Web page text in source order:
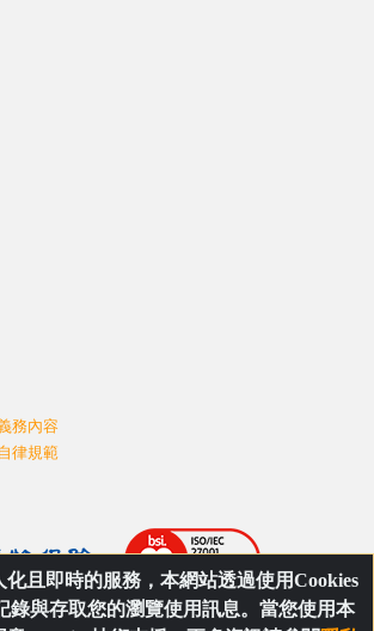
且即時的服務，本網站透過使用Cookies
錄與存取您的瀏覽使用訊息。當您使用本
務內容
律規範